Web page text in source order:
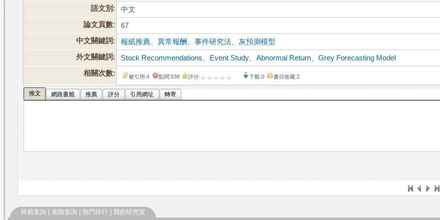
語文別:
中文
論文頁數:
67
中文關鍵詞:
報紙推薦 、異常報酬 、事件研究法
灰預測模型
外文關鍵詞:
Stock Recommendations Event Study 、Abnormal Return 、Grey Forecasting Model
相關次數:
被引用:4 點閱:538 評分: 下載:0 書目收藏:2
推文 網路書籤 推薦 評分 引用網址 轉寄
簡易查詢 進階查詢 熱門排行 我的研究室